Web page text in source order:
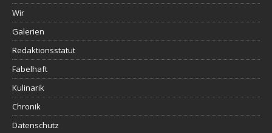
Wir
Galerien
Redaktionsstatut
Fabelhaft
Kulinarik
Chronik
Datenschutz